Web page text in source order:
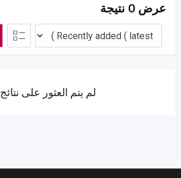
عرض 0 نتيجة
لم يتم العثور على نتائج